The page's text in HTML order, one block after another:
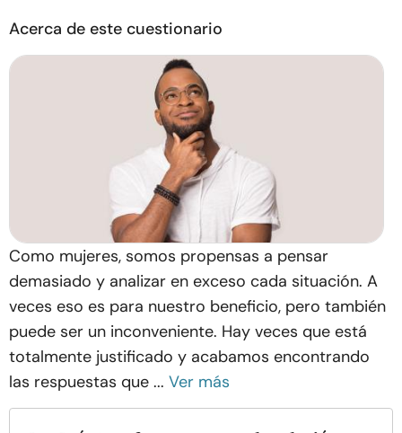
Acerca de este cuestionario
Como mujeres, somos propensas a pensar
demasiado y analizar en exceso cada situación. A
veces eso es para nuestro beneficio, pero también
puede ser un inconveniente. Hay veces que está
totalmente justificado y acabamos encontrando
las respuestas que ... Ver más